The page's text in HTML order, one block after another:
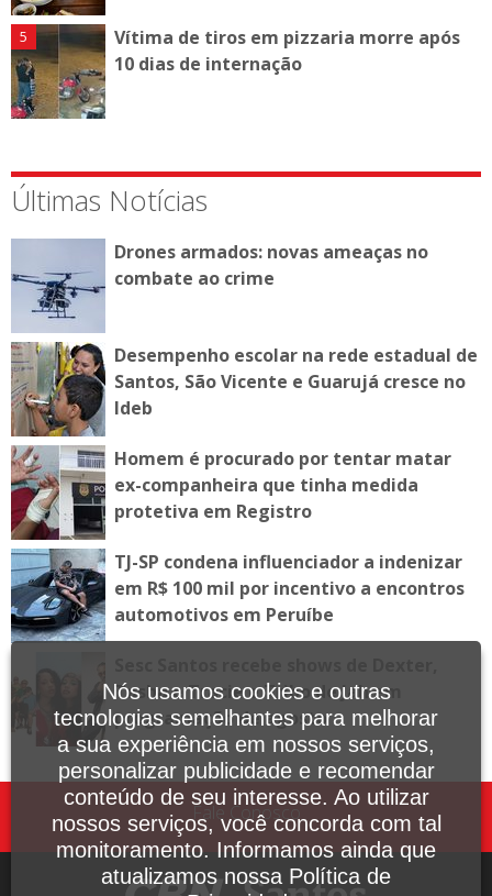
Vítima de tiros em pizzaria morre após
10 dias de internação
Últimas Notícias
Drones armados: novas ameaças no
combate ao crime
Desempenho escolar na rede estadual de
Santos, São Vicente e Guarujá cresce no
Ideb
Homem é procurado por tentar matar
ex-companheira que tinha medida
protetiva em Registro
TJ-SP condena influenciador a indenizar
em R$ 100 mil por incentivo a encontros
automotivos em Peruíbe
Tasha e Tracie e Tribo de Jah em
programação de agosto
Fale Conosco
Nós usamos cookies e outras
tecnologias semelhantes para melhorar
a sua experiência em nossos serviços,
personalizar publicidade e recomendar
conteúdo de seu interesse. Ao utilizar
nossos serviços, você concorda com tal
monitoramento. Informamos ainda que
atualizamos nossa Política de